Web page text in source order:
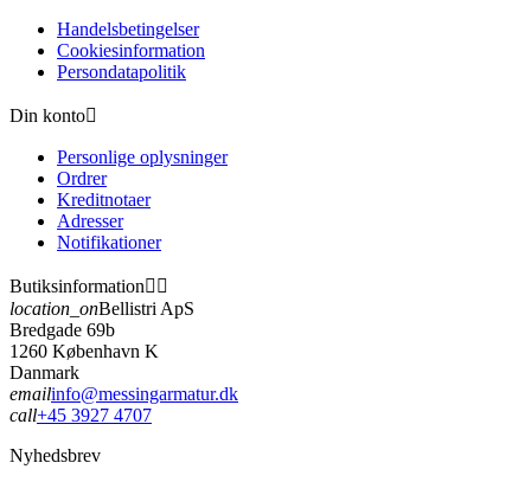
Handelsbetingelser
Cookiesinformation
Persondatapolitik
Din konto
Personlige oplysninger
Ordrer
Kreditnotaer
Adresser
Notifikationer
Butiksinformation 
location_onBellistri ApS
Bredgade 69b
1260 København K
Danmark
emailinfo@messingarmatur.dk
call+45 3927 4707
Nyhedsbrev